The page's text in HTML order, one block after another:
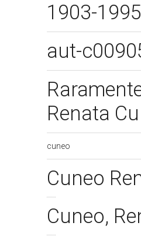
1903-
aut-
Renata
cuneo
Cuneo
Cuneo,